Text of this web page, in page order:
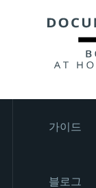
가이드
블로그